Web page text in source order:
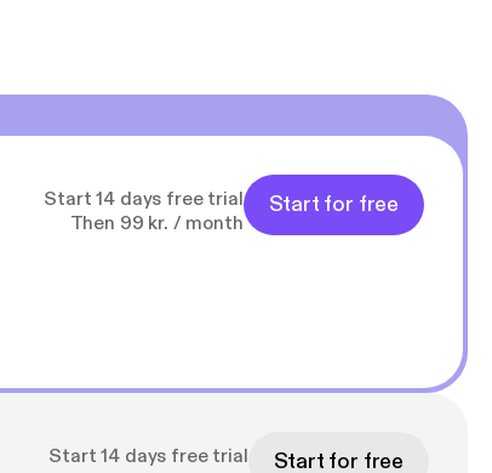
Start 14 days free trial
Then 99 kr. / month
Start for free
Start 14 days free trial
Start for free